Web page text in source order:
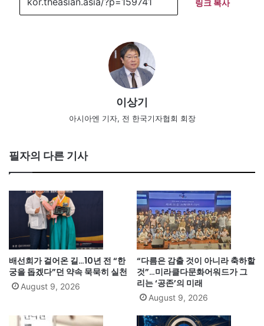
링크 복사
이상기
아시아엔 기자, 전 한국기자협회 회장
필자의 다른 기사
배선희가 걸어온 길…10년 전 “한
궁을 돕겠다”던 약속 묵묵히 실천
August 9, 2026
“다름은 감출 것이 아니라 축하할
것”…미라클다문화어워드가 그
리는 ‘공존’의 미래
August 9, 2026